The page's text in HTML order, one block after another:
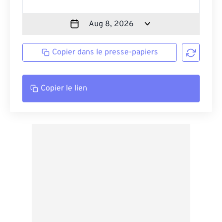
Copier dans le presse-papiers
Copier le lien